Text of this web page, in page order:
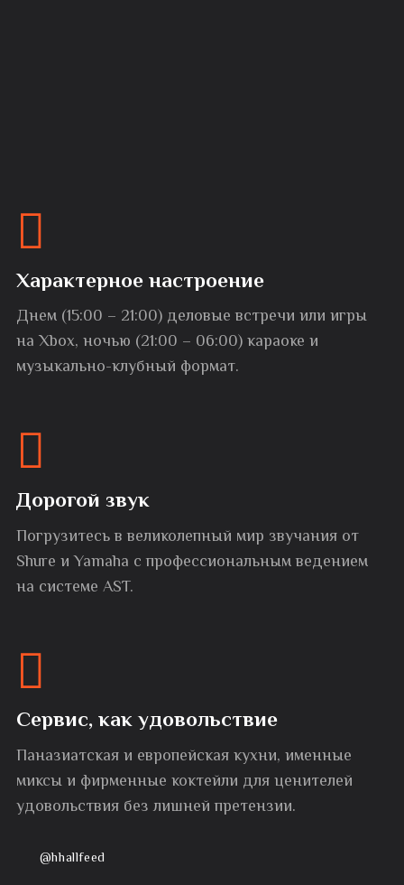
Характерное настроение
Днем (15:00 – 21:00) деловые встречи или игры
на Xbox, ночью (21:00 – 06:00) караоке и
музыкально-клубный формат.
Дорогой звук
Погрузитесь в великолепный мир звучания от
Shure и Yamaha с профессиональным ведением
на системе AST.
Сервис, как удовольствие
Паназиатская и европейская кухни, именные
миксы и фирменные коктейли для ценителей
удовольствия без лишней претензии.
@hhallfeed